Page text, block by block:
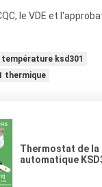
le VDE et
ksd301
thermique
Thermostat de
automatique